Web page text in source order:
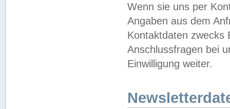
Wenn sie uns per
Angaben aus dem
Kontaktdaten zwecks
Anschlussfragen bei
Einwilligung weiter.